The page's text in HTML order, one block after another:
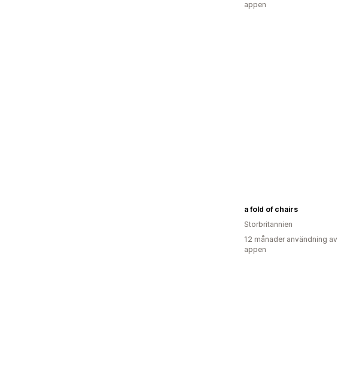
appen
a fold of chairs
Storbritannien
12 månader användning av
appen